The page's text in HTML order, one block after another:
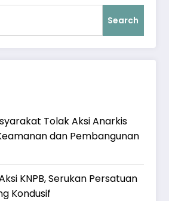
Search
Tolak Aksi Anarkis
dan Pembangunan
KNPB, Serukan Persatuan
Kondusif